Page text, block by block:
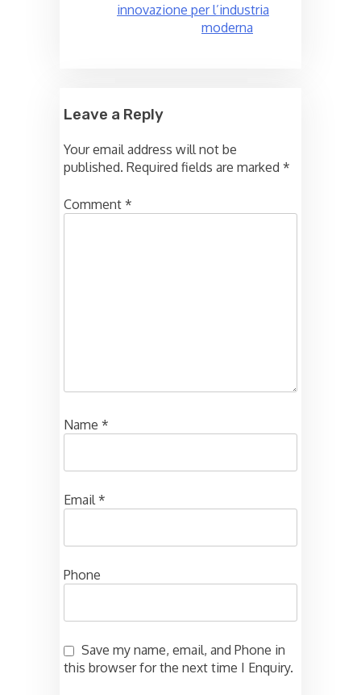
innovazione per l’industria
moderna
Leave a Reply
Your email address will not be
published. Required fields are marked *
Comment *
Name *
Email *
Phone
Save my name, email, and Phone in
this browser for the next time I Enquiry.